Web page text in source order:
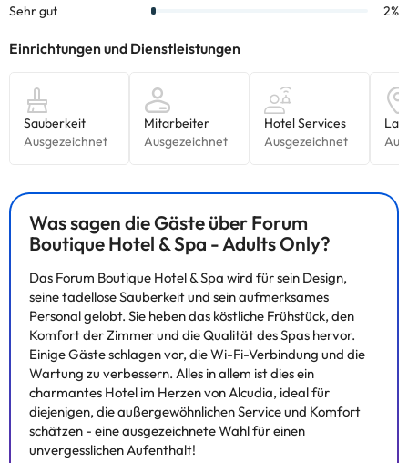
Was sagen die Gäste über Forum
Boutique Hotel & Spa - Adults Only?
Das Forum Boutique Hotel & Spa wird für sein Design,
seine tadellose Sauberkeit und sein aufmerksames
Personal gelobt. Sie heben das köstliche Frühstück, den
Komfort der Zimmer und die Qualität des Spas hervor.
Einige Gäste schlagen vor, die Wi-Fi-Verbindung und die
Wartung zu verbessern. Alles in allem ist dies ein
charmantes Hotel im Herzen von Alcudia, ideal für
diejenigen, die außergewöhnlichen Service und Komfort
schätzen - eine ausgezeichnete Wahl für einen
unvergesslichen Aufenthalt!